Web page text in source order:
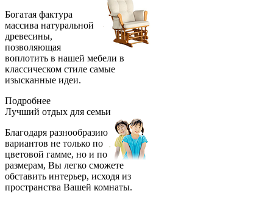
Богатая фактура
массива натуральной
древесины,
позволяющая
воплотить в нашей мебели в
классическом стиле самые
изысканные идеи.
Подробнее
Лучший отдых для семьи
Благодаря разнообразию
вариантов не только по
цветовой гамме, но и по
размерам, Вы легко сможете
обставить интерьер, исходя из
пространства Вашей комнаты.